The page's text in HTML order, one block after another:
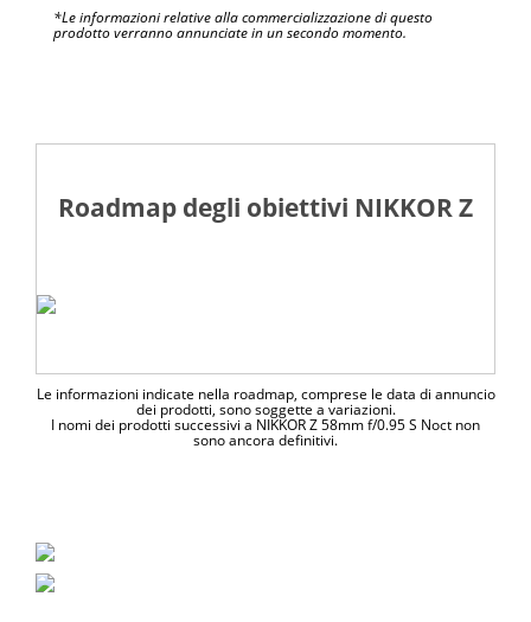
*Le informazioni relative alla commercializzazione di questo
prodotto verranno annunciate in un secondo momento.
Roadmap degli obiettivi NIKKOR Z
Le informazioni indicate nella roadmap, comprese le data di annuncio
dei prodotti, sono soggette a variazioni.
I nomi dei prodotti successivi a NIKKOR Z 58mm f/0.95 S Noct non
sono ancora definitivi.